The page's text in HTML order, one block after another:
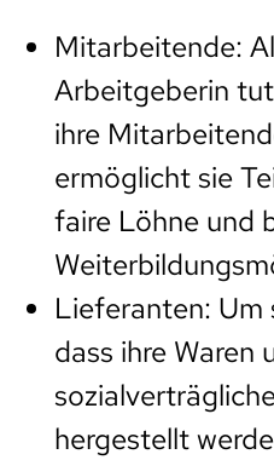
Mitarbeitende:
Arbeitgeberin
ihre
ermöglicht sie
faire Löhne und
Lieferanten: Um
dass ihre Waren
hergestellt